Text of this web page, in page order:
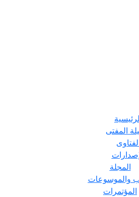
المفتى
المجلة
والموسوعات
المؤتمرات